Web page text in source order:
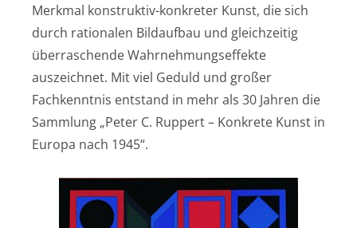
Merkmal konstruktiv-konkreter Kunst, die sich
durch rationalen Bildaufbau und gleichzeitig
überraschende Wahrnehmungseffekte
auszeichnet. Mit viel Geduld und großer
Fachkenntnis entstand in mehr als 30 Jahren die
Sammlung „Peter C. Ruppert – Konkrete Kunst in
Europa nach 1945“.